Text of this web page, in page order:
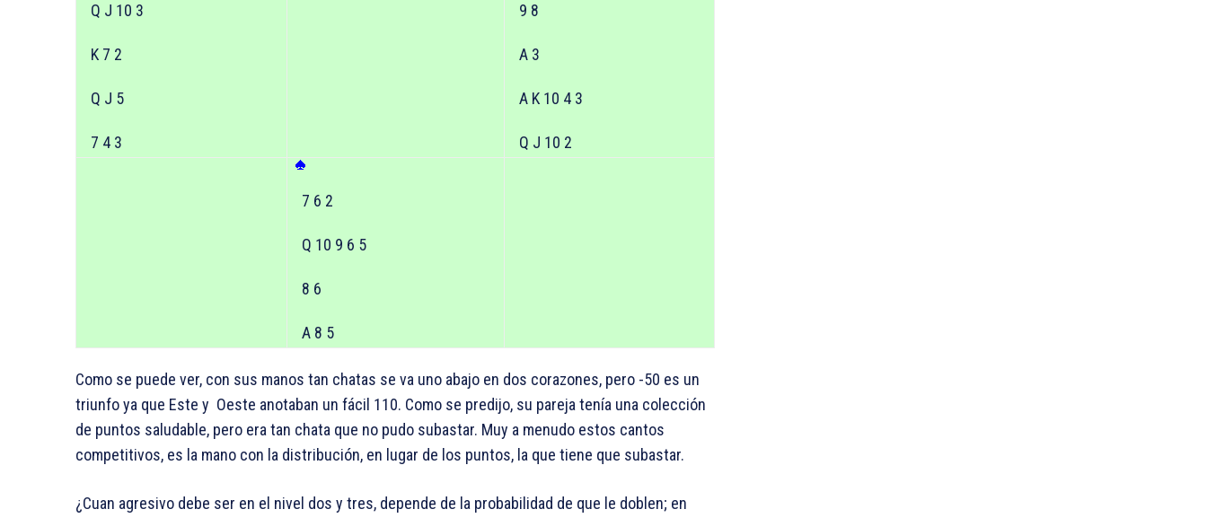
Q J 10 3
K 7 2
Q J 5
7 4 3
9 8
A 3
A K 10 4 3
Q J 10 2
7 6 2
Q 10 9 6 5
8 6
A 8 5
Como se puede ver, con sus manos tan chatas se va uno abajo en dos corazones, pero -50 es un
triunfo ya que Este y Oeste anotaban un fácil 110. Como se predijo, su pareja tenía una colección
de puntos saludable, pero era tan chata que no pudo subastar. Muy a menudo estos cantos
competitivos, es la mano con la distribución, en lugar de los puntos, la que tiene que subastar.
¿Cuan agresivo debe ser en el nivel dos y tres, depende de la probabilidad de que le doblen; en